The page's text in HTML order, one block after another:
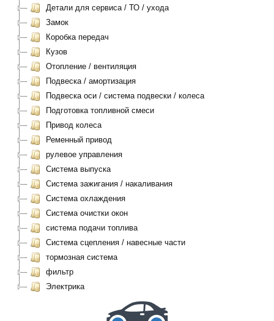
Детали для сервиса / ТО / ухода
Замок
Коробка передач
Кузов
Отопление / вентиляция
Подвеска / амортизация
Подвеска оси / система подвески / колеса
Подготовка топливной смеси
Привод колеса
Ременный привод
рулевое управления
Система выпуска
Система зажигания / накаливания
Система охлаждения
Система очистки окон
система подачи топлива
Система сцепления / навесные части
тормозная система
фильтр
Электрика